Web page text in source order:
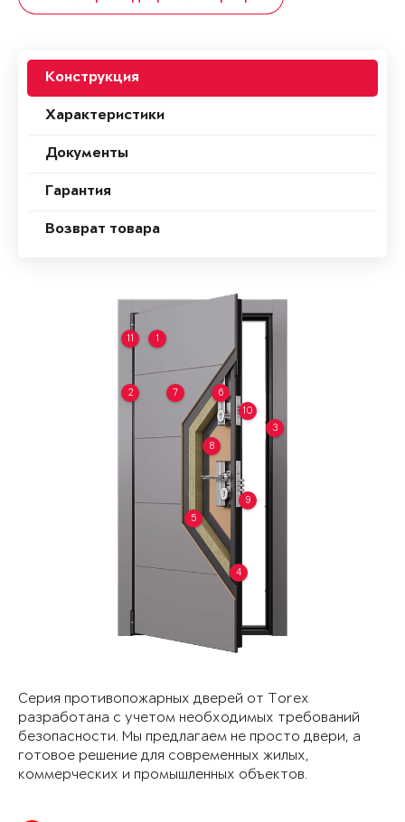
Конструкция
Характеристики
Документы
Гарантия
Возврат товара
1
2
3
4
5
6
7
8
9
10
11
Серия противопожарных дверей от Torex
разработана с учетом необходимых требований
безопасности. Мы предлагаем не просто двери, а
готовое решение для современных жилых,
коммерческих и промышленных объектов.